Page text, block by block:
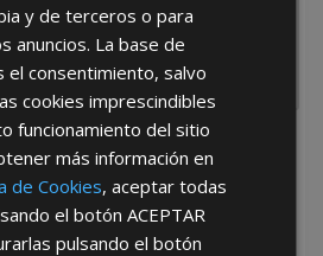
laPolítica de Privacidad
y de terceros o para
anuncios. La base de
consentimiento, salvo
cookies imprescindibles
funcionamiento del sitio
más información en
de Cookies, aceptar todas
el botónACEPTAR
pulsando el botón